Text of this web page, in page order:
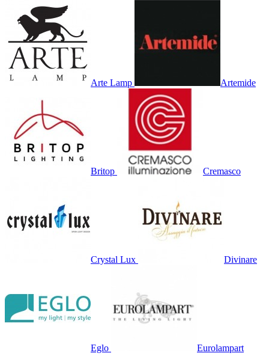
Arte Lamp Artemide
Britop Cremasco
Crystal Lux Divinare
Eglo Eurolampart